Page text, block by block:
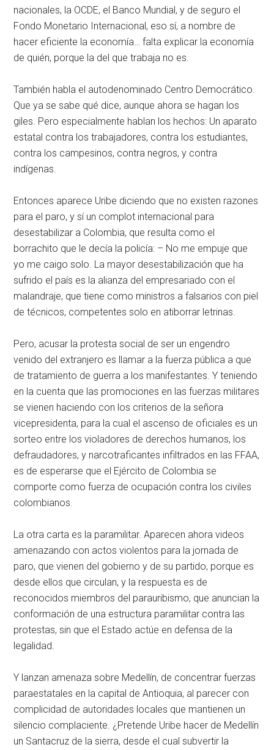
nacionales, la OCDE, el Banco Mundial, y de seguro el
Fondo Monetario Internacional, eso sí, a nombre de
hacer eficiente la economía… falta explicar la economía
de quién, porque la del que trabaja no es.
También habla el autodenominado Centro Democrático.
Que ya se sabe qué dice, aunque ahora se hagan los
giles. Pero especialmente hablan los hechos: Un aparato
estatal contra los trabajadores, contra los estudiantes,
contra los campesinos, contra negros, y contra
indígenas.
Entonces aparece Uribe diciendo que no existen razones
para el paro, y sí un complot internacional para
desestabilizar a Colombia, que resulta como el
borrachito que le decía la policía: – No me empuje que
yo me caigo solo. La mayor desestabilización que ha
sufrido el país es la alianza del empresariado con el
malandraje, que tiene como ministros a falsarios con piel
de técnicos, competentes solo en atiborrar letrinas.
Pero, acusar la protesta social de ser un engendro
venido del extranjero es llamar a la fuerza pública a que
de tratamiento de guerra a los manifestantes. Y teniendo
en la cuenta que las promociones en las fuerzas militares
se vienen haciendo con los criterios de la señora
vicepresidenta, para la cual el ascenso de oficiales es un
sorteo entre los violadores de derechos humanos, los
defraudadores, y narcotraficantes infiltrados en las FFAA,
es de esperarse que el Ejército de Colombia se
comporte como fuerza de ocupación contra los civiles
colombianos.
La otra carta es la paramilitar. Aparecen ahora videos
amenazando con actos violentos para la jornada de
paro, que vienen del gobierno y de su partido, porque es
desde ellos que circulan, y la respuesta es de
reconocidos miembros del parauribismo, que anuncian la
conformación de una estructura paramilitar contra las
protestas, sin que el Estado actúe en defensa de la
legalidad.
Y lanzan amenaza sobre Medellín, de concentrar fuerzas
paraestatales en la capital de Antioquia, al parecer con
complicidad de autoridades locales que mantienen un
silencio complaciente. ¿Pretende Uribe hacer de Medellín
un Santacruz de la sierra, desde el cual subvertir la